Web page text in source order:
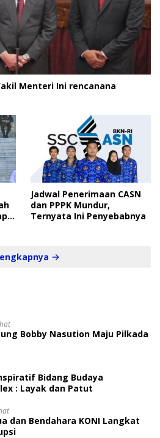
Menteri Ini rencanana
Jadwal Penerimaan CASN
dan PPPK Mundur,
Ternyata Ini Penyebabnya
Bobby Nasution Maju Pilkada
Bidang Budaya
: Layak dan Patut
dan Bendahara KONI Langkat